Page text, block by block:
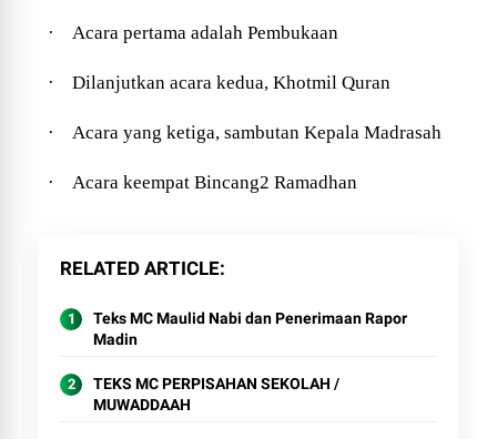
· Acara pertama adalah Pembukaan
· Dilanjutkan acara kedua,Khotmil Quran
· Acara yang ketiga, sambutan Kepala Madrasah
· Acara keempat Bincang2 Ramadhan
RELATED ARTICLE
Teks MC Maulid Nabi dan Penerimaan Rapor
Madin
TEKS MC PERPISAHAN SEKOLAH /
MUWADDAAH